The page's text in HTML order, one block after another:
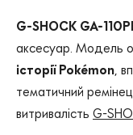
G-SHOCK GA-
аксесуар. Модель
історії Pokémon,
тематичний
витривалість G-